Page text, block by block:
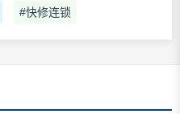
#快修连锁